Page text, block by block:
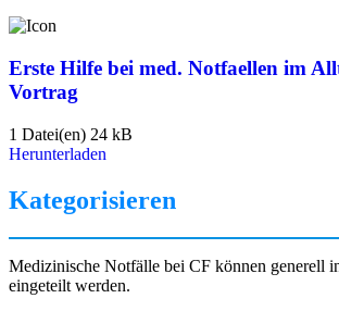
Erste Hilfe bei med. Notfaellen im
Vortrag
1 Datei(en) 24 kB
Herunterladen
Kategorisieren
Medizinische Notfälle bei CF können generell
eingeteilt werden.